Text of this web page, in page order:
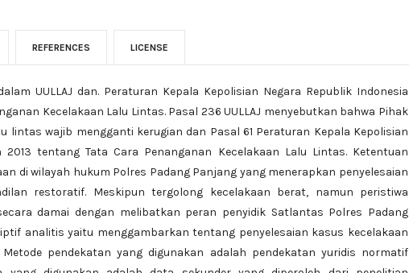
REFERENCES LICENSE
UULLAJ dan. Peraturan Kepala Kepolisian Negara Republik Indonesia
Kecelakaan Lalu Lintas. Pasal 236 UULLAJ menyebutkan bahwa Pihak
lintas wajib mengganti kerugian dan Pasal 61 Peraturan Kepala Kepolisian
2013 tentang Tata Cara Penanganan Kecelakaan Lalu Lintas. Ketentuan
di wilayah hukum Polres Padang Panjang yang menerapkan penyelesaian
restoratif. Meskipun tergolong kecelakaan berat, namun peristiwa
damai dengan melibatkan peran penyidik Satlantas Polres Padang
analitis yaitu menggambarkan tentang penyelesaian kasus kecelakaan
pendekatan yang digunakan adalah pendekatan yuridis normatif